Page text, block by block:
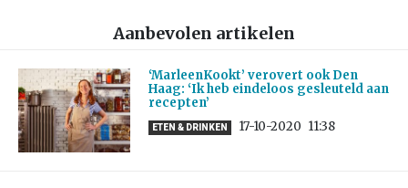
Aanbevolen artikelen
‘MarleenKookt’ verovert ook Den
Haag: ‘Ik heb eindeloos gesleuteld aan
recepten’
ETEN & DRINKEN 17-10-2020 11:38